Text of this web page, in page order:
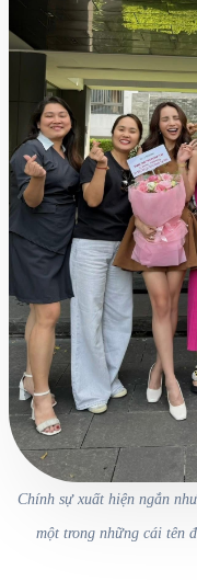
Chính sự xuất hiện ngắn
một trong những cái tên